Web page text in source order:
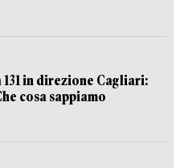
in direzione Cagliari:
cosa sappiamo